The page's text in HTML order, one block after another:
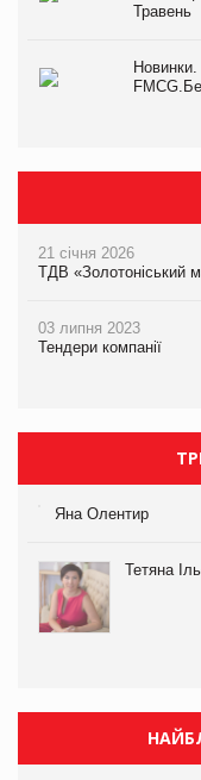
Травень
Новинки.
21 січня 2026
ТДВ «Золотоніський
03 липня 2023
Тендери компанії
Яна Олентир
Тетяна